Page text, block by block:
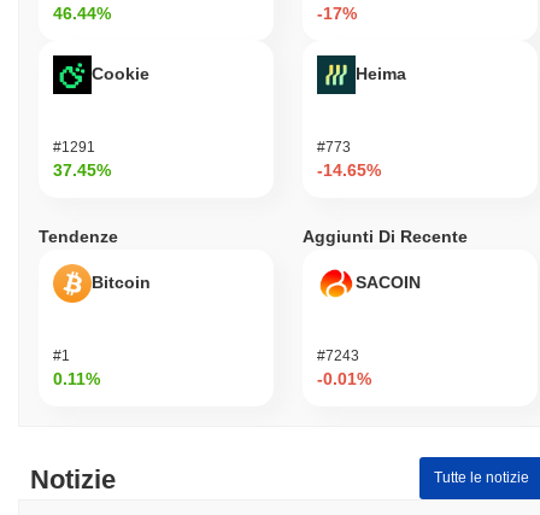
46.44%
Cookie
#1291
37.45%
-17%
Heima
#773
-14.65%
Tendenze
Bitcoin
#1
0.11%
Aggiunti Di Recente
SACOIN
#7243
-0.01%
Notizie Tutte le notizie